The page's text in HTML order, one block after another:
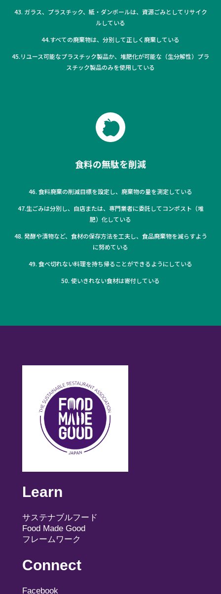
43. ガラス、プラスチック、紙・ダンボールは、資源ごみとしてリサイク
ルしている
44.すべての廃棄物は、分別して正しく廃棄している
45.リユース可能なプラスチック製品か、堆肥化が可能な（生分解性）プラ
スチック製品のみを使用している
食料の無駄を削減
46. 食料廃棄の削減目標を設定し、廃棄物の量を測定している
47.生ごみは分別し、自店または、専門業者に委託してコンポスト（堆
肥）化している
48. 発酵や漬物など、食材の保存方法を工夫し、食品廃棄物を減らすよう
に努めている
49. 食べ切れない料理を持ち帰ることができるようにしている
50. 使いきれない食材は寄付している
Learn
サステナブルフード
Food Made Good
フレームワーク
Connect
Facebook